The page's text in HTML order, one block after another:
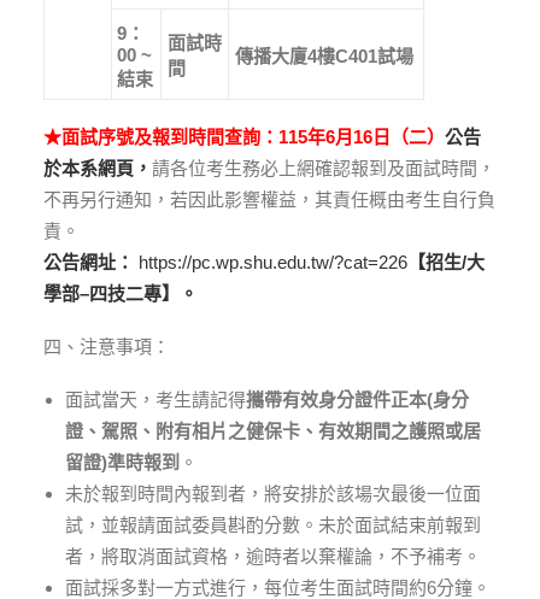
9 ：
00 ~
結束
面試時
間
傳播大廈4樓C401試場
★面試序號及報到時間查詢：115年6月16日（二） 公告
於本系網頁， 請各位考生務必上網確認報到及面試時間，
不再另行通知，若因此影響權益，其責任概由考生自行負
責。
公告網址： https://pc.wp.shu.edu.tw/?cat=226 【招生/大
學部–四技二專】。
四、注意事項：
面試當天，考生請記得攜帶有效身分證件正本(身分
證、駕照、附有相片之健保卡、有效期間之護照或居
留證)準時報到 。
未於報到時間內報到者，將安排於該場次最後一位面
試，並報請面試委員斟酌分數。未於面試結束前報到
者，將取消面試資格，逾時者以棄權論，不予補考。
面試採多對一方式進行，每位考生面試時間約6分鐘。